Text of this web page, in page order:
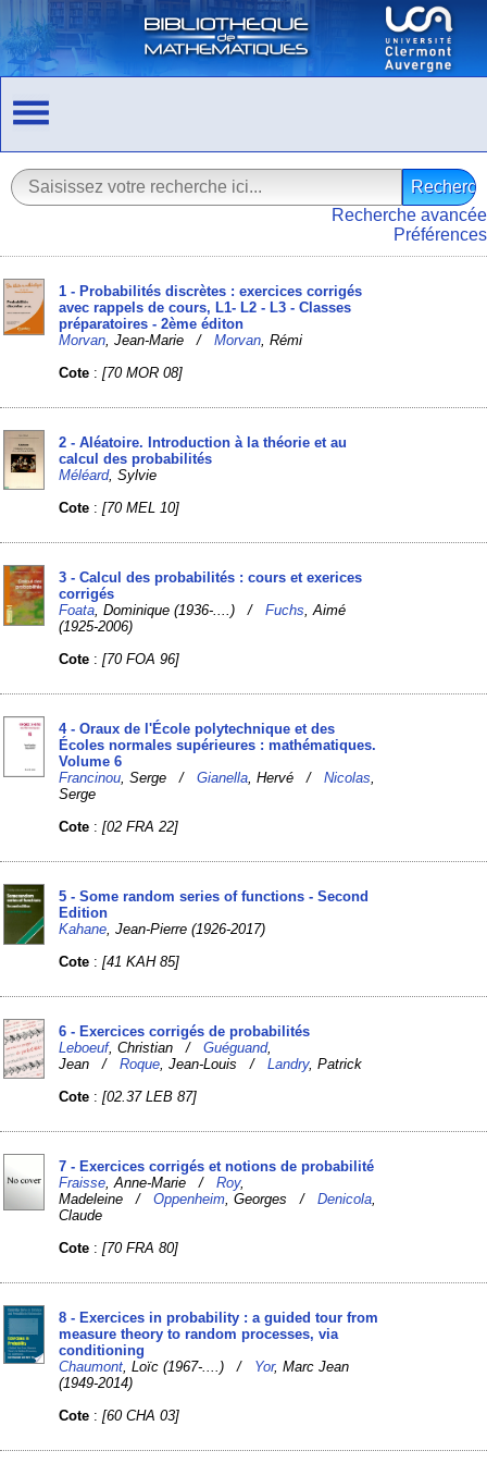
Recherche avancée
Préférences
1 - Probabilités discrètes : exercices corrigés
avec rappels de cours, L1- L2 - L3 - Classes
préparatoires - 2ème éditon
Morvan , Jean-Marie /Morvan , Rémi
Cote :[70 MOR 08]
2 - Aléatoire. Introduction à la théorie et au
calcul des probabilités
Méléard, Sylvie
Cote :[70 MEL 10]
3 - Calcul des probabilités : cours et exerices
corrigés
Foata , Dominique (1936-....) /Fuchs , Aimé
(1925-2006)
Cote :[70 FOA 96]
4 - Oraux de l'École polytechnique et des
Écoles normales supérieures : mathématiques.
Volume 6
Francinou , Serge /Gianella , Hervé /Nicolas
Serge
Cote :[02 FRA 22]
5 - Some random series of functions - Second
Edition
Kahane , Jean-Pierre (1926-2017)
Cote :[41 KAH 85]
6 - Exercices corrigés de probabilités
Leboeuf, Christian /Guéguand,
Jean /Roque , Jean-Louis /Landry, Patrick
Cote :[02.37 LEB 87]
7 - Exercices corrigés et notions de probabilité
Fraisse , Anne-Marie /Roy,
Madeleine /Oppenheim , Georges /Denicola
Claude
Cote :[70 FRA 80]
8 - Exercices in probability : a guided tour from
measure theory to random processes, via
conditioning
Chaumont , Loïc (1967-....) / Yor, Marc Jean
(1949-2014)
Cote :[60 CHA 03]